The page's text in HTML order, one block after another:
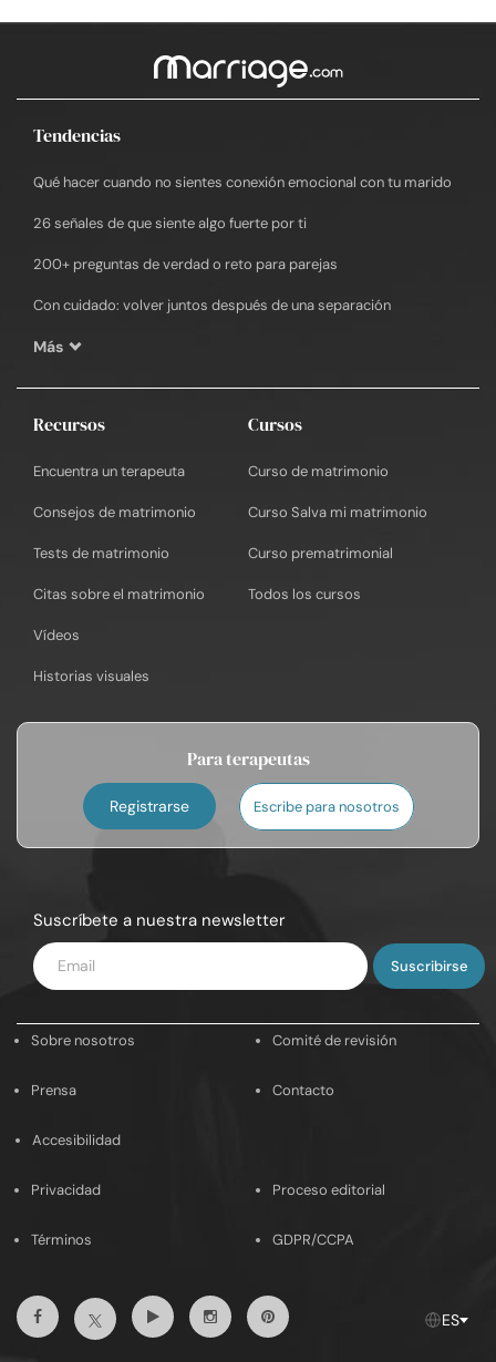
Tendencias
Qué hacer cuando no sientes conexión emocional con tu marido
26 señales de que siente algo fuerte por ti
200+ preguntas de verdad o reto para parejas
Con cuidado: volver juntos después de una separación
Más
Recursos
Encuentra un terapeuta
Consejos de matrimonio
Tests de matrimonio
Citas sobre el matrimonio
Vídeos
Historias visuales
Cursos
Curso de matrimonio
Curso Salva mi matrimonio
Curso prematrimonial
Todos los cursos
Para terapeutas
Registrarse Escribe para nosotros
Suscríbete a nuestra newsletter
Introduce
tu
Sobre nosotros Comité de revisión
Prensa Contacto
Accesibilidad
Privacidad Proceso editorial
Términos GDPR/CCPA
FacebookTwitterYoutubeInstagramPinterest ES